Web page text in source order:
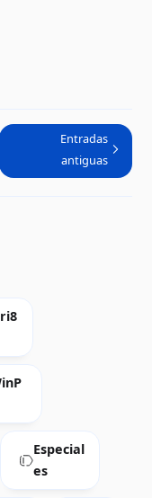
Entradas
antiguas
Especial
es